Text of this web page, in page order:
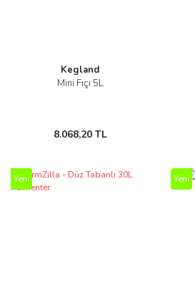
Kegland
Mini Fıçı 5L
8.068,20 TL
Yeni Yeni